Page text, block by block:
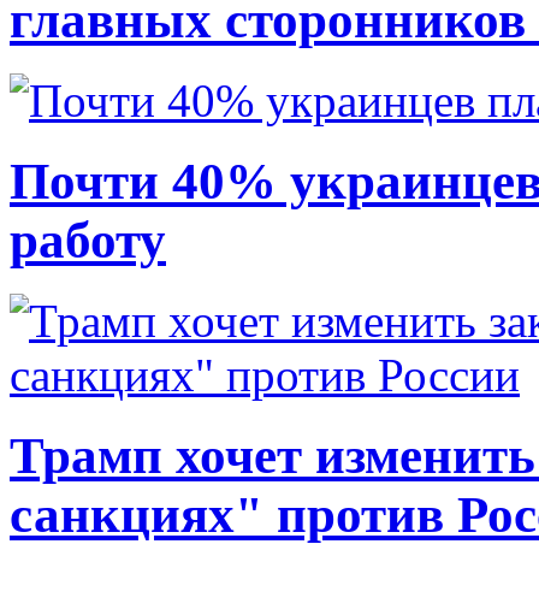
главных
Почти 40%
работу
Трамп хочет
санкциях" против